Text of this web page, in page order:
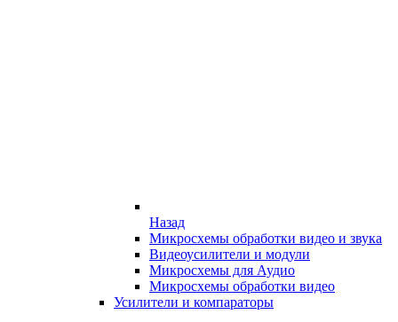
Назад
Микросхемы обработки видео и звука
Видеоусилители и модули
Микросхемы для Аудио
Микросхемы обработки видео
Усилители и компараторы